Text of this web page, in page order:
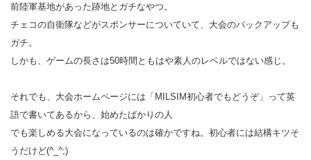
前陸軍基地があった跡地とガチなやつ。
チェコの自衛隊などがスポンサーについていて、大会のバックアップも
ガチ。
しかも、ゲームの長さは50時間ともはや素人のレベルではない感じ。
それでも、大会ホームページには「MILSIM初心者でもどうぞ」って英
語で書いてあるから、始めたばかりの人
でも楽しめる大会になっているのは確かですね。初心者には結構キツそ
うだけど(^_^;)